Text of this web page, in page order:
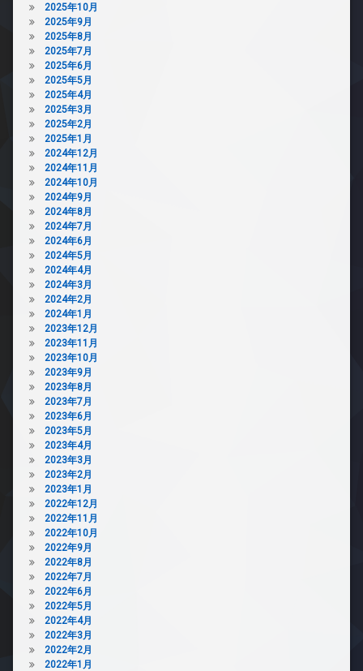
2025年10月
2025年9月
2025年8月
2025年7月
2025年6月
2025年5月
2025年4月
2025年3月
2025年2月
2025年1月
2024年12月
2024年11月
2024年10月
2024年9月
2024年8月
2024年7月
2024年6月
2024年5月
2024年4月
2024年3月
2024年2月
2024年1月
2023年12月
2023年11月
2023年10月
2023年9月
2023年8月
2023年7月
2023年6月
2023年5月
2023年4月
2023年3月
2023年2月
2023年1月
2022年12月
2022年11月
2022年10月
2022年9月
2022年8月
2022年7月
2022年6月
2022年5月
2022年4月
2022年3月
2022年2月
2022年1月